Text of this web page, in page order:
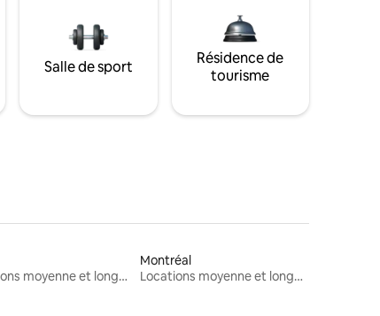
Salle de sport
Résidence de
tourisme
Locations moyenne et longue durée
Montréal
Locations moyenne et longue durée